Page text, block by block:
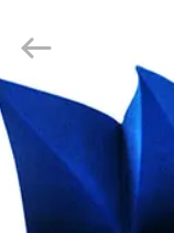
घर
उत्पादों
한국
Việt
Polski